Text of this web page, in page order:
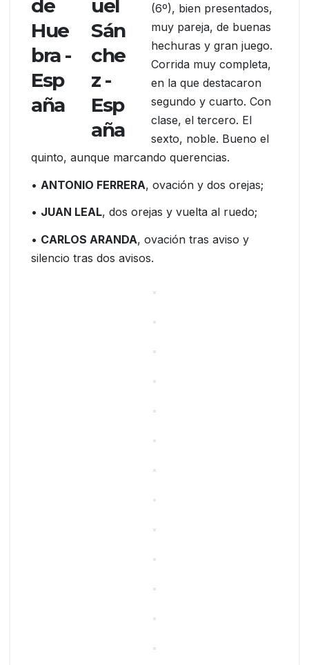
(6º), bien presentados,
muy pareja, de buenas
hechuras y gran juego.
Corrida muy completa,
en la que destacaron
segundo y cuarto. Con
clase, el tercero. El
sexto, noble. Bueno el
quinto, aunque marcando querencias.
• ANTONIO FERRERA, ovación y dos orejas;
• JUAN LEAL, dos orejas y vuelta al ruedo;
• CARLOS ARANDA, ovación tras aviso y
silencio tras dos avisos.